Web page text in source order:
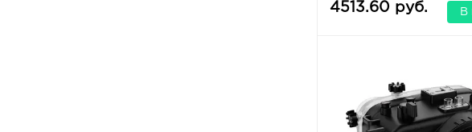
4513.60 руб. В